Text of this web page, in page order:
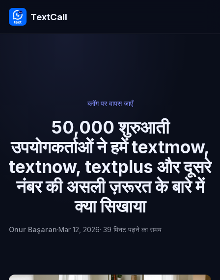
TextCall
ब्लॉग पर वापस जाएँ
50,000 शुरुआती
उपयोगकर्ताओं ने हमें textmow,
textnow, textplus और दूसरे
नंबर की असली ज़रूरत के बारे में
क्या सिखाया
Onur Başaran·Mar 12, 2026· 39 मिनट पढ़ने का समय